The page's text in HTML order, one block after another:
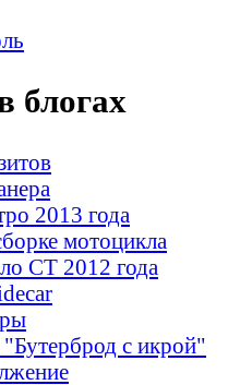
блогах
2013 года
мотоцикла
СТ 2012 года
с икрой"